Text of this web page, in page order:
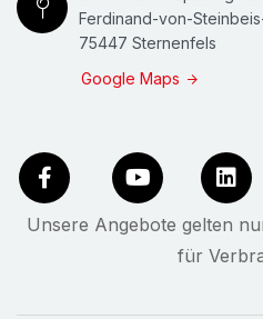
Ferdinand-von-
75447 Sternenfels
Google Maps
Unsere Angebote gelten
für